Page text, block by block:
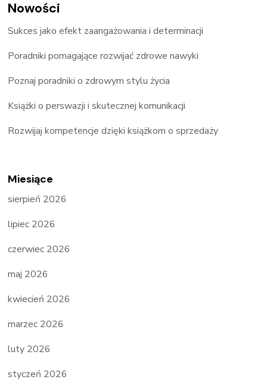
Nowości
Sukces jako efekt zaangażowania i determinacji
Poradniki pomagające rozwijać zdrowe nawyki
Poznaj poradniki o zdrowym stylu życia
Książki o perswazji i skutecznej komunikacji
Rozwijaj kompetencje dzięki książkom o sprzedaży
Miesiące
sierpień 2026
lipiec 2026
czerwiec 2026
maj 2026
kwiecień 2026
marzec 2026
luty 2026
styczeń 2026